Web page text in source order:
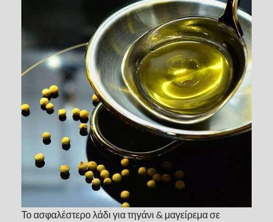
Το ασφαλέστερο λάδι για τηγάνι & μαγείρεμα σε